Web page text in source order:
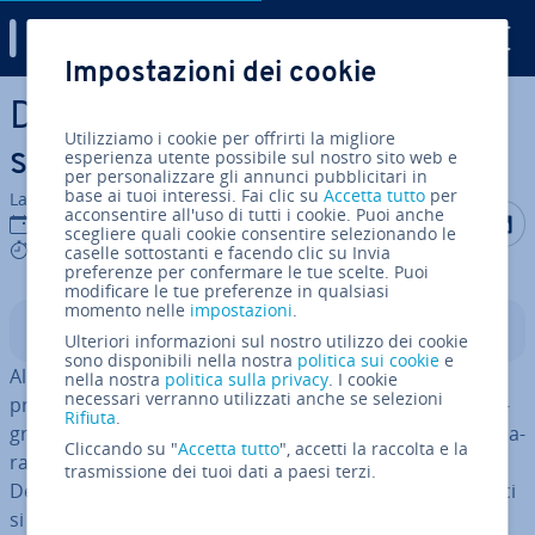
Vai al contenuto prin­ci­pa­le
Denial of Service: cosa
succede in un attacco DoS?
La redazione di IONOS
23 set 2020
6 mins
Condividi
Indice
Al giorno d’oggi è estre­ma­men­te im­por­tan­te essere
preparati ai pericoli di Internet. In caso contrario, gli ag­
gres­so­ri possono fa­cil­men­te penetrare, ma­ni­po­la­re o pa­
ra­liz­za­re i sistemi. Una classica forma di attacco è il
Denial of Service (DoS). Che cos’è esat­ta­men­te e come ci
si protegge?
Impostazioni dei cookie
Utilizziamo i cookie per offrirti la migliore
esperienza utente possibile sul nostro sito web e
per personalizzare gli annunci pubblicitari in
base ai tuoi interessi. Fai clic suAccetta tutto per
acconsentire all'uso di tutti i cookie. Puoi anche
scegliere quali cookie consentire selezionando le
caselle sottostanti e facendo clic su Invia
preferenze per confermare le tue scelte. Puoi
modificare le tue preferenze in qualsiasi
momento nelle impostazioni.
Ulteriori informazioni sul nostro utilizzo dei cookie
sono disponibili nella nostra politica sui cookie e
nella nostra politica sulla privacy. I cookie
necessari verranno utilizzati anche se selezioni
Rifiuta.
Cliccando su "Accetta tutto", accetti la raccolta e la
trasmissione dei tuoi dati a paesi terzi.